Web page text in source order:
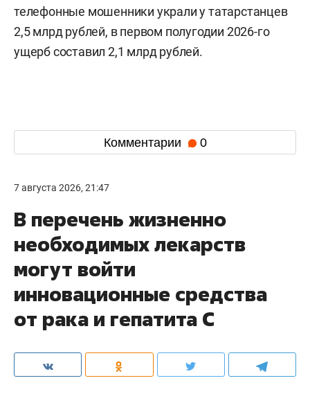
телефонные мошенники украли у татарстанцев
2,5 млрд рублей, в первом полугодии 2026-го
ущерб составил 2,1 млрд рублей.
Комментарии 0
7 августа 2026, 21:47
В перечень жизненно
необходимых лекарств
могут войти
инновационные средства
от рака и гепатита С